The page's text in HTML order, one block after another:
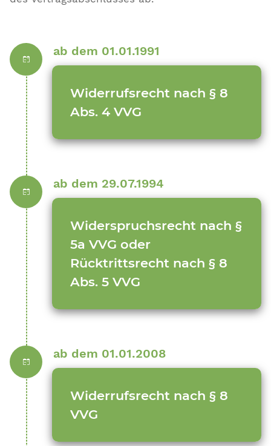
ab dem 01.01.1991
Widerrufsrecht nach § 8
Abs. 4 VVG
ab dem 29.07.1994
Widerspruchsrecht nach §
5a VVG oder
Rücktrittsrecht nach § 8
Abs. 5 VVG
ab dem 01.01.2008
Widerrufsrecht nach § 8
VVG